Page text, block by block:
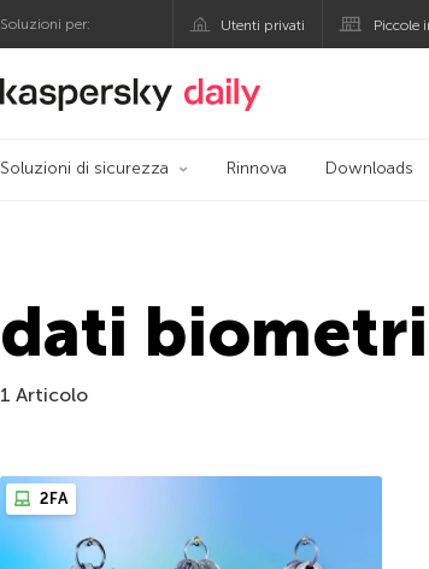
Soluzioni per: Utenti privati Piccole
Blog ufficiale di Kaspersky
Soluzioni di sicurezza Rinnova Downloads
dati
1 Articolo
2FA